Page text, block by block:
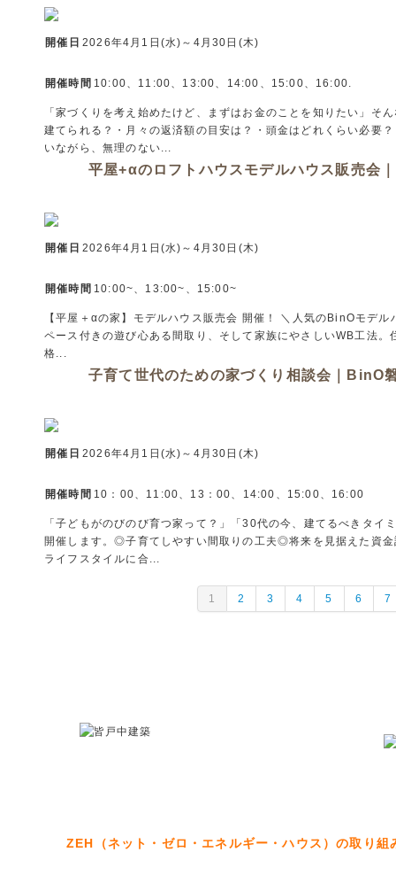
開催日 2026年4月1日(水)～4月30日(木)
開催時間 10:00、11:00、13:00、14:00、15:00、16:00.
「家づくりを考え始めたけど、まずはお金のことを知りたい」そ
建てられる？・月々の返済額の目安は？・頭金はどれくらい必要
いながら、無理のない...
平屋+αのロフトハウスモデルハウス販売会
開催日 2026年4月1日(水)～4月30日(木)
開催時間 10:00~、13:00~、15:00~
【平屋＋αの家】モデルハウス販売会 開催！ ＼人気のBinOモデ
ペース付きの遊び心ある間取り、そして家族にやさしいWB工法
格...
子育て世代のための家づくり相談会｜BinO
開催日 2026年4月1日(水)～4月30日(木)
開催時間 10：00、11:00、13：00、14:00、15:00、16:00
「子どもがのびのび育つ家って？」「30代の今、建てるべきタ
開催します。◎子育てしやすい間取りの工夫◎将来を見据えた資
ライフスタイルに合...
1 2 3 4 5 6 7
ZEH（ネット・ゼロ・エネルギー・ハウス）の取り組